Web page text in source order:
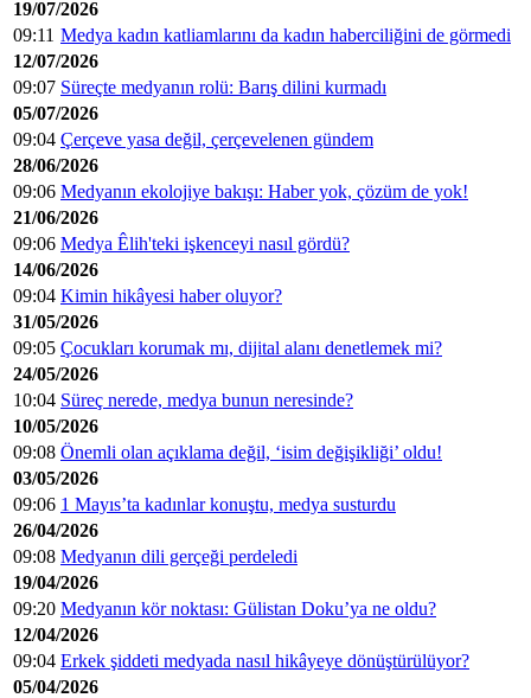
19/07/2026
09:11 Medya kadın katliamlarını da kadın haberciliğini de görmedi
12/07/2026
09:07 Süreçte medyanın rolü: Barış dilini kurmadı
05/07/2026
09:04 Çerçeve yasa değil, çerçevelenen gündem
28/06/2026
09:06 Medyanın ekolojiye bakışı: Haber yok, çözüm de yok!
21/06/2026
09:06 Medya Êlih'teki işkenceyi nasıl gördü?
14/06/2026
09:04 Kimin hikâyesi haber oluyor?
31/05/2026
09:05 Çocukları korumak mı, dijital alanı denetlemek mi?
24/05/2026
10:04 Süreç nerede, medya bunun neresinde?
10/05/2026
09:08 Önemli olan açıklama değil, ‘isim değişikliği’ oldu!
03/05/2026
09:06 1 Mayıs’ta kadınlar konuştu, medya susturdu
26/04/2026
09:08 Medyanın dili gerçeği perdeledi
19/04/2026
09:20 Medyanın kör noktası: Gülistan Doku’ya ne oldu?
12/04/2026
09:04 Erkek şiddeti medyada nasıl hikâyeye dönüştürülüyor?
05/04/2026